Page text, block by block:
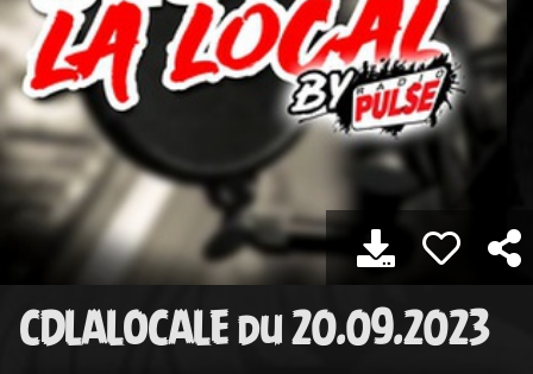
CDLALOCALE du 20.09.2023